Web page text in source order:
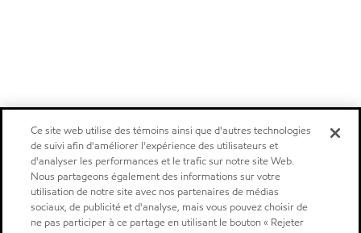
Ce site web utilise des témoins ainsi que d'autres technologies
de suivi afin d'améliorer l'expérience des utilisateurs et
d'analyser les performances et le trafic sur notre site Web.
Nous partageons également des informations sur votre
utilisation de notre site avec nos partenaires de médias
sociaux, de publicité et d'analyse, mais vous pouvez choisir de
ne pas participer à ce partage en utilisant le bouton « Rejeter